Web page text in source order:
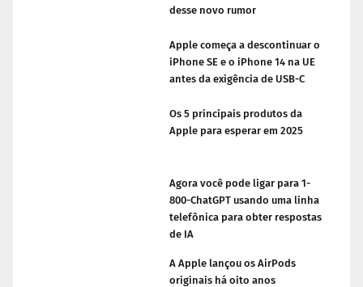
desse novo rumor
Apple começa a descontinuar o
iPhone SE e o iPhone 14 na UE
antes da exigência de USB-C
Os 5 principais produtos da
Apple para esperar em 2025
Agora você pode ligar para 1-
800-ChatGPT usando uma linha
telefônica para obter respostas
de IA
A Apple lançou os AirPods
originais há oito anos